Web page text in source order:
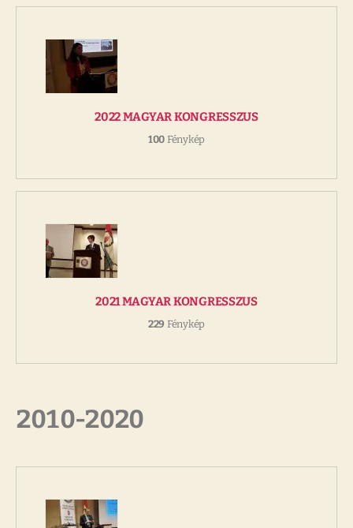
2022 MAGYAR KONGRESSZUS
100 Fénykép
2021 MAGYAR KONGRESSZUS
229 Fénykép
2010-2020